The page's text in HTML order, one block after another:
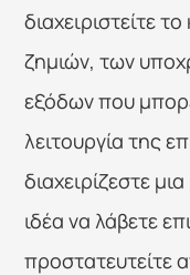
διαχειριστείτε
ζημιών, των
εξόδων που
λειτουργία της
διαχειρίζεστε
ιδέα να λάβετε
προστατευτείτε